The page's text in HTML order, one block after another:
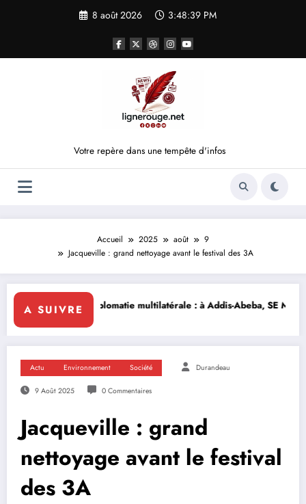
8 août 2026 3:48:39 PM
Votre repère dans une tempête d'infos
Accueil 2025 août
9
Jacqueville : grand nettoyage avant le festival des 3A
A SUIVRE
multilatérale : à Addis-Abeba, SE Mme Nialé Kaba porte la
𝐉𝐎𝐉
Actu Environnement Société Durandeau
9 Août 2025 0 Commentaires
Jacqueville : grand
nettoyage avant le festival
des 3A